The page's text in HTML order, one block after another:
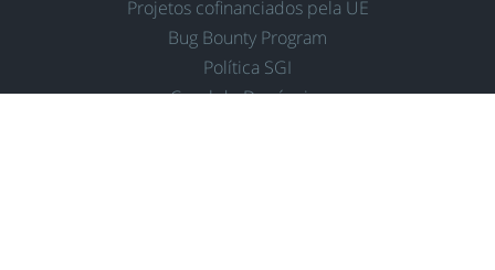
Projetos cofinanciados pela UE
Bug Bounty Program
Política SGI
Canal de Denúncias